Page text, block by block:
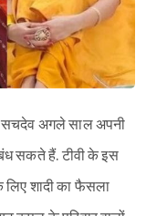
सचदेव अगले साल अपनी
सकते हैं. टीवी के इस
शादी का फैसला